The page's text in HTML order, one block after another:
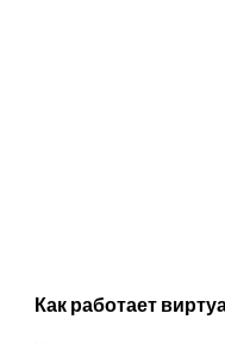
Как работает